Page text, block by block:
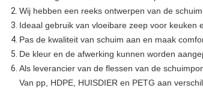
Wij hebben een reeks ontwerpen van de
Ideaal gebruik van vloeibare zeep voor keuken
Pas de kwaliteit van schuim aan en maak
De kleur en de afwerking kunnen worden
Als leverancier van de flessen van de
Van pp, HDPE, HUISDIER en PETG aan